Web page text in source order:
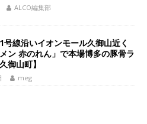
ALCO編集部
号線沿いイオンモール久御山近く
ン 赤のれん」で本場博多の豚骨ラ
御山町】
meg